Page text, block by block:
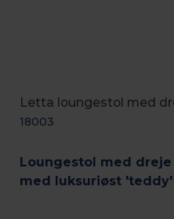
Letta loungestol med
18003
Loungestol med
med luksuriøst